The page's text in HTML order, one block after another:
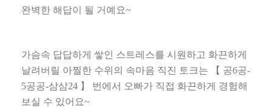
완벽한 해답이 될 거예요~
가슴속 답답하게 쌓인 스트레스를 시원하고 화끈하게
날려버릴 아찔한 수위의 속마음 직진 토크는
【 공6공-
5공공-삼삼24 】
번에서 오빠가 직접 화끈하게 경험해
보실 수 있어요~